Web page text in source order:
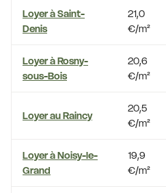
Loyer à Saint-
Denis
21,0
€/m²
Loyer à Rosny-
sous-Bois
20,6
€/m²
Loyer au Raincy
20,5
€/m²
Loyer à Noisy-le-
Grand
19,9
€/m²